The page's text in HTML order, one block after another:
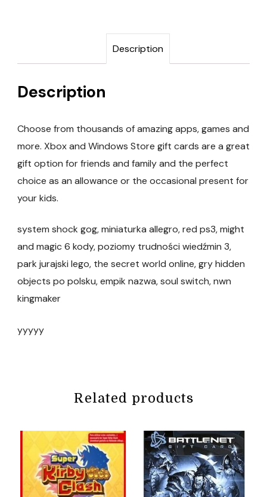
Description
Description
Choose from thousands of amazing apps, games and
more. Xbox and Windows Store gift cards are a great
gift option for friends and family and the perfect
choice as an allowance or the occasional present for
your kids.
system shock gog, miniaturka allegro, red ps3, might
and magic 6 kody, poziomy trudności wiedźmin 3,
park jurajski lego, the secret world online, gry hidden
objects po polsku, empik nazwa, soul switch, nwn
kingmaker
yyyyy
Related products